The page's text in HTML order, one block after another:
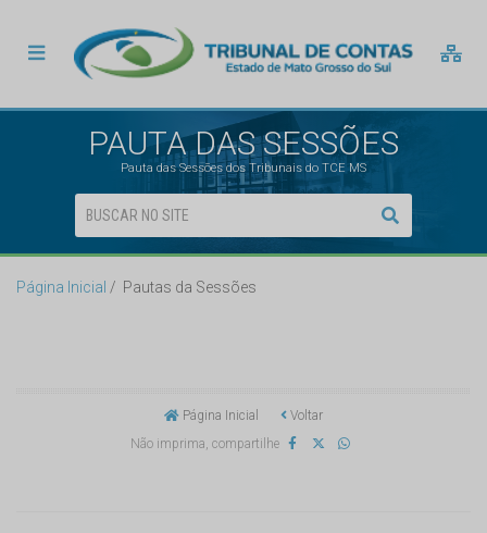
PAUTA DAS SESSÕES
Pauta das Sessões dos Tribunais do TCE MS
Página Inicial Pautas da Sessões
Página Inicial
Voltar
Não imprima, compartilhe